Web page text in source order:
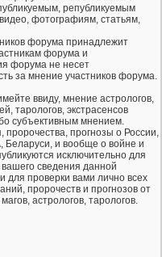
републикуемым
фотографиям, статьям,
форума принадлежит
форума и
форума не несет
за мнение участников форума.
ввиду, мнение астрологов,
тарологов, экстрасенсов
субъективным мнением.
пророчества, прогнозы о России,
и вообще о войне и
исключительно для
сведения данной
для проверки вами лично всех
пророчеств и прогнозов от
астрологов, тарологов.